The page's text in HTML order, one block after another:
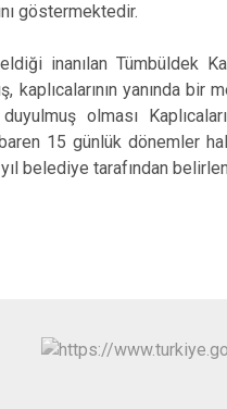
göstermektedir.
inanılan Tümbüldek
yanında bir
olması
15 günlük dönemler
belediye tarafından